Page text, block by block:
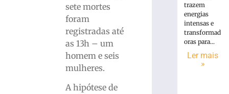
sete mortes
foram
registradas até
as 13h – um
homem e seis
mulheres.
A hipótese de
trazem
energias
intensas e
transformad
oras para...
Ler mais
»